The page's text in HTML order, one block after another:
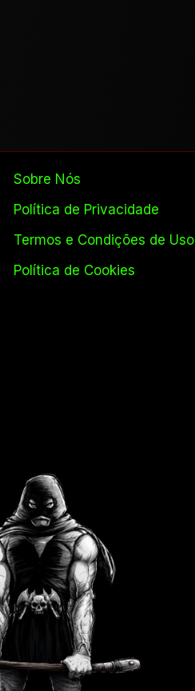
Sobre Nós
Política de Privacidade
Termos e Condições de Uso
Política de Cookies